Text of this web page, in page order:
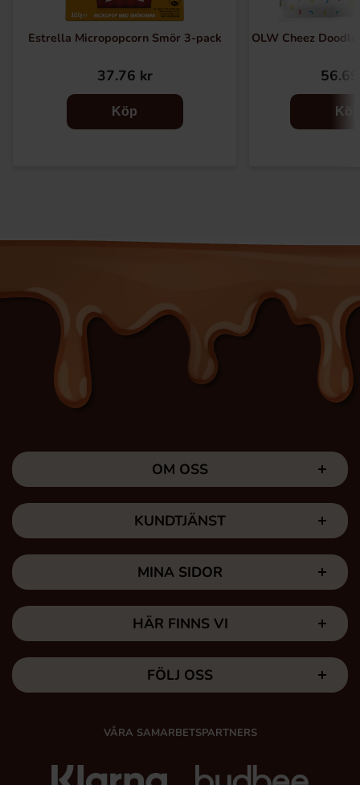
Estrella Micropopcorn Smör 3-pack
37.76 kr
Köp
OLW Cheez
Köp
OM OSS
KUNDTJÄNST
MINA SIDOR
HÄR FINNS VI
FÖLJ OSS
VÅRA SAMARBETSPARTNERS